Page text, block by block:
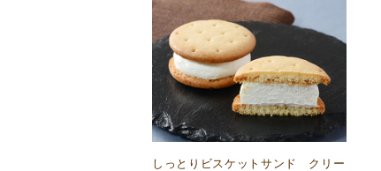
しっとりビスケットサンド クリー